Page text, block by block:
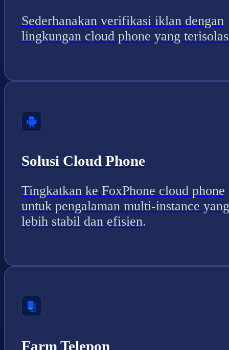
Sederhanakan verifikasi iklan dengan
lingkungan cloud phone yang
Solusi Cloud Phone
Tingkatkan ke FoxPhone cloud phone
untuk pengalaman multi-instance yang
lebih stabil dan efisien.
Farm Telepon